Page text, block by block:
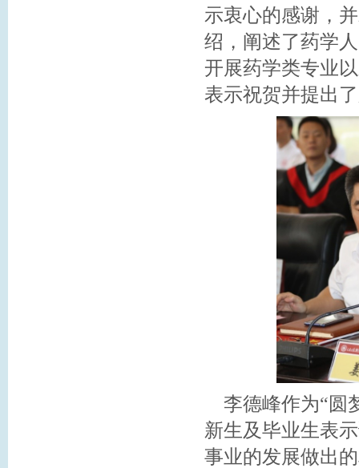
示衷心的感谢，
绍，阐述了药学
开展药学类专业
表示祝贺并提出
李德峰作为“圆
新生及毕业生表
事业的发展做出